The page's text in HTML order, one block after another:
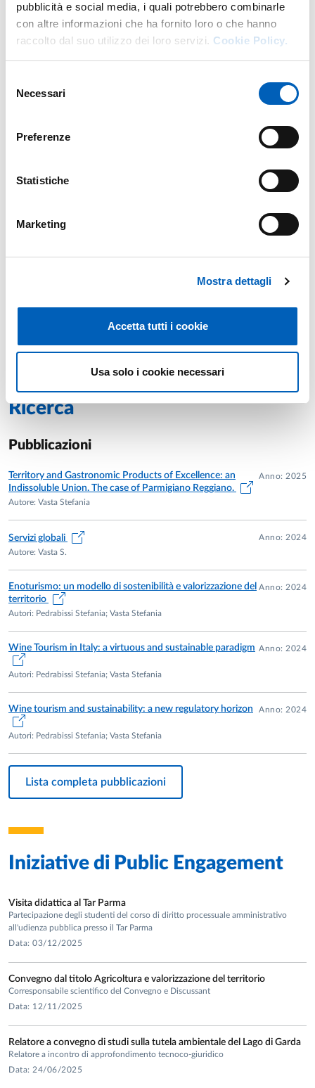
pubblicità e social media, i quali potrebbero combinarle
con altre informazioni che ha fornito loro o che hanno
raccolto dal suo utilizzo dei loro servizi. Cookie Policy.
delNecessari
Preferenze
Statistiche
Marketing
Mostra dettagli
Accetta tutti i cookie
Usa solo i cookie necessari
Insegnamenti
Ricerca
Pubblicazioni
Territory and Gastronomic Products of Excellence: an
Indissoluble Union. The case of Parmigiano Reggiano.
Autore: Vasta Stefania
Anno: 2025
Servizi globali
Autore: Vasta S.
Anno: 2024
Enoturismo: un modello di sostenibilità e valorizzazione del
territorio
Autori: Pedrabissi Stefania; Vasta Stefania
Anno: 2024
Wine Tourism in Italy: a virtuous and sustainable paradigm
Autori: Pedrabissi Stefania; Vasta Stefania
Anno: 2024
Wine tourism and sustainability: a new regulatory horizon
Autori: Pedrabissi Stefania; Vasta Stefania
Anno: 2024
Lista completa pubblicazioni
Iniziative di Public Engagement
Visita didattica al Tar Parma
Partecipazione degli studenti del corso di diritto processuale amministrativo
all'udienza pubblica presso il Tar Parma
Data: 03/12/2025
Convegno dal titolo Agricoltura e valorizzazione del territorio
Corresponsabile scientifico del Convegno e Discussant
Data: 12/11/2025
Relatore a convegno di studi sulla tutela ambientale del Lago di Garda
Relatore a incontro di approfondimento tecnoco-giuridico
Data: 24/06/2025